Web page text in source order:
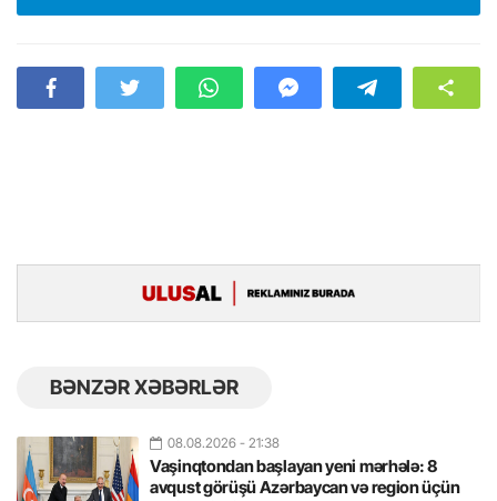
BƏNZƏR XƏBƏRLƏR
08.08.2026 - 21:38
Vaşinqtondan başlayan yeni mərhələ: 8
avqust görüşü Azərbaycan və region üçün